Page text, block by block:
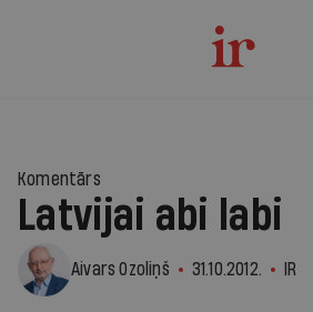
Komentārs
Latvijai abi labi
Aivars Ozoliņš 31.10.2012. IR